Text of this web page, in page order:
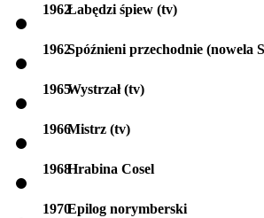
1962Łabędzi śpiew (tv)
1962Spóźnieni przechodnie (nowela
1965Wystrzał (tv)
1966Mistrz (tv)
1968Hrabina Cosel
1970Epilog norymberski